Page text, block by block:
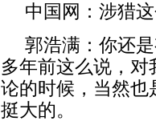
中国网：涉猎
郭浩满：你还
多年前这么说，
论的时候，当然也
挺大的。